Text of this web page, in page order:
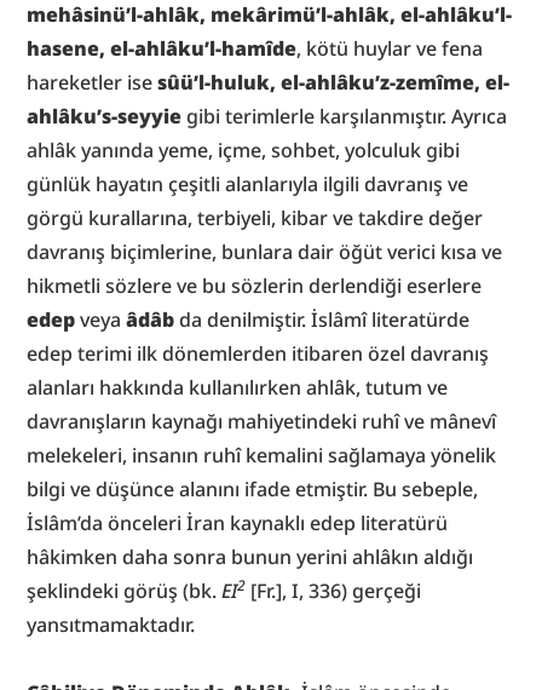
mehâsinü’l-ahlâk, mekârimü’l-ahlâk, el-ahlâku’l-
hasene, el-ahlâku’l-hamîde, kötü huylar ve fena
hareketler ise sûü’l-huluk, el-ahlâku’z-zemîme, el-
ahlâku’s-seyyie gibi terimlerle karşılanmıştır. Ayrıca
ahlâk yanında yeme, içme, sohbet, yolculuk gibi
günlük hayatın çeşitli alanlarıyla ilgili davranış ve
görgü kurallarına, terbiyeli, kibar ve takdire değer
davranış biçimlerine, bunlara dair öğüt verici kısa ve
edep veya âdâb da denilmiştir. İslâmî literatürde
edep terimi ilk dönemlerden itibaren özel davranış
alanları hakkında kullanılırken ahlâk, tutum ve
davranışların kaynağı mahiyetindeki ruhî ve mânevî
melekeleri, insanın ruhî kemalini sağlamaya yönelik
bilgi ve düşünce alanını ifade etmiştir. Bu sebeple,
İslâm’da önceleri İran kaynaklı edep literatürü
hâkimken daha sonra bunun yerini ahlâkın aldığı
şeklindeki görüş (bk. EI2 [Fr.], I, 336) gerçeği
yansıtmamaktadır.